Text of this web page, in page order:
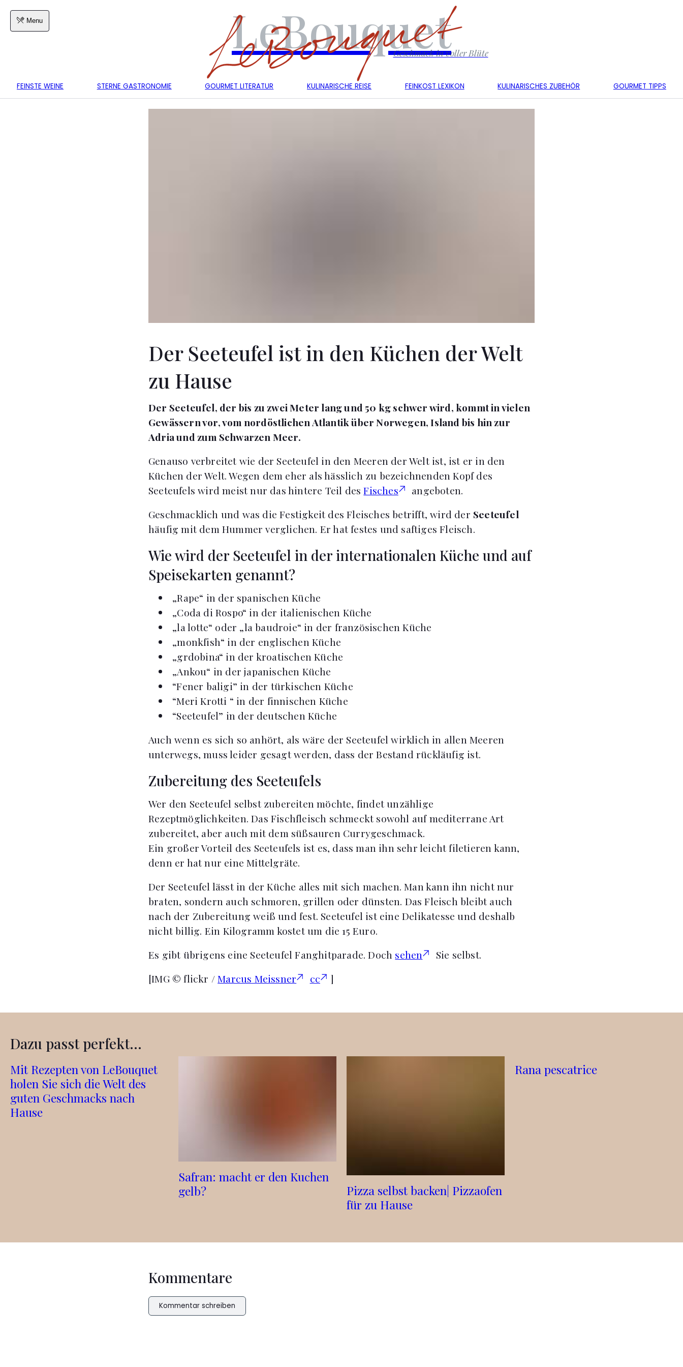
Menu LeBouquet
Geschmack in voller Blüte
FEINSTE WEINE STERNE GASTRONOMIE GOURMET LITERATUR KULINARISCHE REISE FEINKOST LEXIKON KULINARISCHES ZUBEHÖR GOURMET TIPPS
Der Seeteufel ist in den Küchen der Welt
zu Hause
Der Seeteufel, der bis zu zwei Meter lang und 50 kg schwer wird, kommt in vielen
Gewässern vor, vom nordöstlichen Atlantik über Norwegen, Island bis hin zur
Adria und zum Schwarzen Meer.
Genauso verbreitet wie der Seeteufel in den Meeren der Welt ist, ist er in den
Küchen der Welt. Wegen dem eher als hässlich zu bezeichnenden Kopf des
Seeteufels wird meist nur das hintere Teil desFisches
angeboten.
Geschmacklich und was die Festigkeit des Fleisches betrifft, wird der Seeteufel
häufig mit dem Hummer verglichen. Er hat festes und saftiges Fleisch.
Wie wird der Seeteufel in der internationalen Küche und auf
Speisekarten genannt?
„Rape“ in der spanischen Küche
„Coda di Rospo“ in der italienischen Küche
„la lotte“ oder „la baudroie“ in der französischen Küche
„monkfish“ in der englischen Küche
„grdobina“ in der kroatischen Küche
„Ankou“ in der japanischen Küche
“Fener baligi” in der türkischen Küche
“Meri Krotti “ in der finnischen Küche
“Seeteufel” in der deutschen Küche
Auch wenn es sich so anhört, als wäre der Seeteufel wirklich in allen Meeren
unterwegs, muss leider gesagt werden, dass der Bestand rückläufig ist.
Zubereitung des Seeteufels
Wer den Seeteufel selbst zubereiten möchte, findet unzählige
Rezeptmöglichkeiten. Das Fischfleisch schmeckt sowohl auf mediterrane Art
zubereitet, aber auch mit dem süßsauren Currygeschmack.
Ein großer Vorteil des Seeteufels ist es, dass man ihn sehr leicht filetieren kann,
denn er hat nur eine Mittelgräte.
Der Seeteufel lässt in der Küche alles mit sich machen. Man kann ihn nicht nur
braten, sondern auch schmoren, grillen oder dünsten. Das Fleisch bleibt auch
nach der Zubereitung weiß und fest. Seeteufel ist eine Delikatesse und deshalb
nicht billig. Ein Kilogramm kostet um die 15 Euro.
Es gibt übrigens eine Seeteufel Fanghitparade. Doch sehen
Sie selbst.
[IMG © flickr /Marcus Meissner cc ]
Dazu passt perfekt...
Mit Rezepten von LeBouquet
holen Sie sich die Welt des
guten Geschmacks nach
Hause
Safran: macht er den Kuchen
gelb?
Pizza selbst backen| Pizzaofen
für zu Hause
Rana pescatrice
Kommentare
Kommentar schreiben